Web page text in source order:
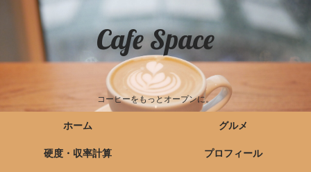
Cafe Space
コーヒーをもっとオープンに。
ホーム グルメ
硬度・収率計算 プロフィール